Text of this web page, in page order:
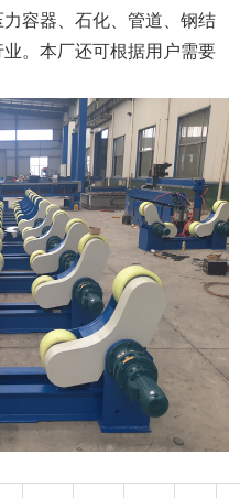
容器、石化、管道、钢结
。本厂还可根据用户需要